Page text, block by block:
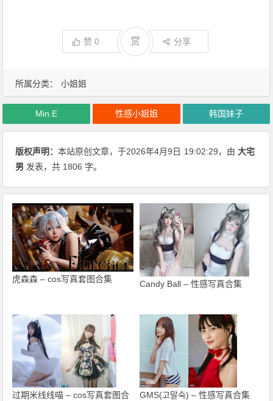
所属分类： 小姐姐
赞0 赏 分享
Min.E 性感小姐姐 韩国妹子
版权声明：本站原创文章，于2026年4月9日 19:02:29，由大宅
男 发表，共 1806 字。
虎森森 – cos写真套图合集
Candy Ball – 性感写真合集
过期米线线喵 – cos写真套图合
GMS(고말숙) – 性感写真合集